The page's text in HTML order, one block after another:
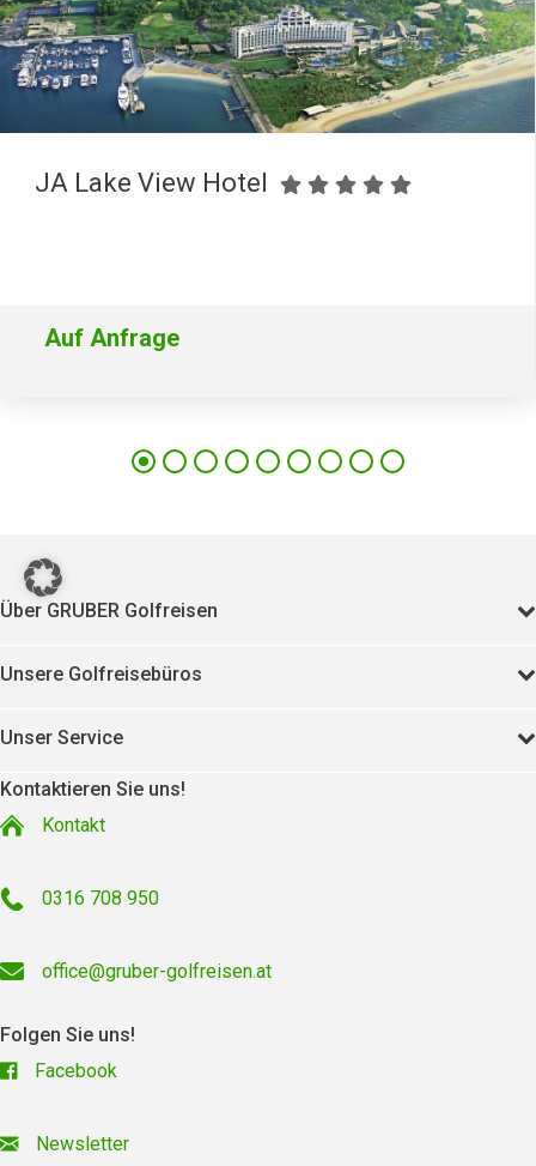
JA Lake View Hotel
Auf Anfrage
Über GRUBER Golfreisen
Unsere Golfreisebüros
Unser Service
Kontaktieren Sie uns!
Kontakt
0316 708 950
office@gruber-golfreisen.at
Folgen Sie uns!
Facebook
Newsletter